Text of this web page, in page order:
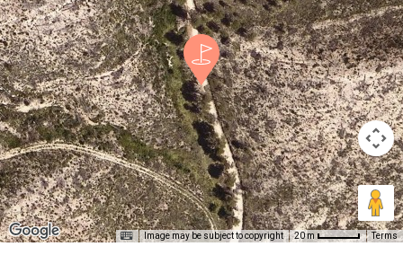
Image may be subject to copyright 20 m Terms